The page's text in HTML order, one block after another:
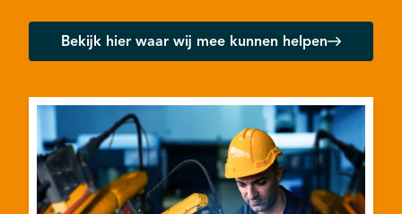
Bekijk hier waar wij mee kunnen helpen